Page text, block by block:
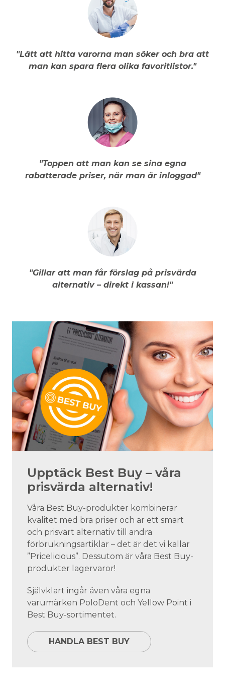
"Lätt att hitta varorna man söker och bra att
man kan spara flera olika favoritlistor."
"Toppen att man kan se sina egna
rabatterade priser, när man är inloggad"
"Gillar att man får förslag på prisvärda
alternativ – direkt i kassan!"
Upptäck Best Buy – våra
prisvärda alternativ!
Våra Best Buy-produkter kombinerar
kvalitet med bra priser och är ett smart
och prisvärt alternativ till andra
förbrukningsartiklar – det är det vi kallar
”Pricelicious”. Dessutom är våra Best Buy-
produkter lagervaror!
Självklart ingår även våra egna
varumärken PoloDent och Yellow Point i
Best Buy-sortimentet.
HANDLA BEST BUY